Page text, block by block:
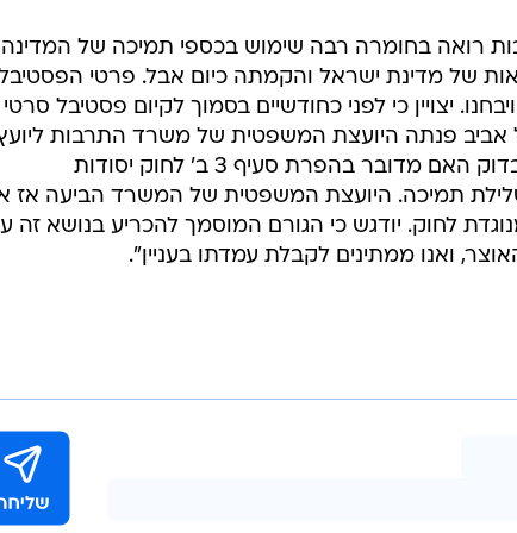
רואה בחומרה רבה שימוש בכספי תמיכה של המדינה
של מדינת ישראל והקמתה כיום אבל. פרטי
יצויין כי לפני כחודשיים בסמוך לקיום פסטיבל סרטי
אביב פנתה היועצת המשפטית של משרד התרבות
המשפטי של משרד האוצר בבקשה לבדוק האם מדובר בהפרת סעיף 3 ב' לחוק יסודות
תמיכה. היועצת המשפטית של המשרד הביעה אז
לחוק. יודגש כי הגורם המוסמך להכריע בנושא זה
ואנו ממתינים לקבלת עמדתו בעניין".